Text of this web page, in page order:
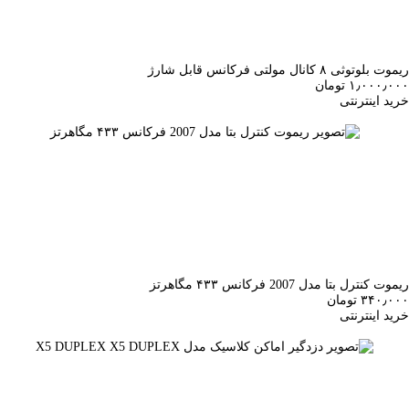
ریموت بلوتوثی ۸ کانال مولتی فرکانس قابل شارژ
۱٫۰۰۰٫۰۰۰ تومان
خرید اینترنتی
ریموت کنترل بتا مدل 2007 فرکانس ۴۳۳ مگاهرتز
۳۴۰٫۰۰۰ تومان
خرید اینترنتی